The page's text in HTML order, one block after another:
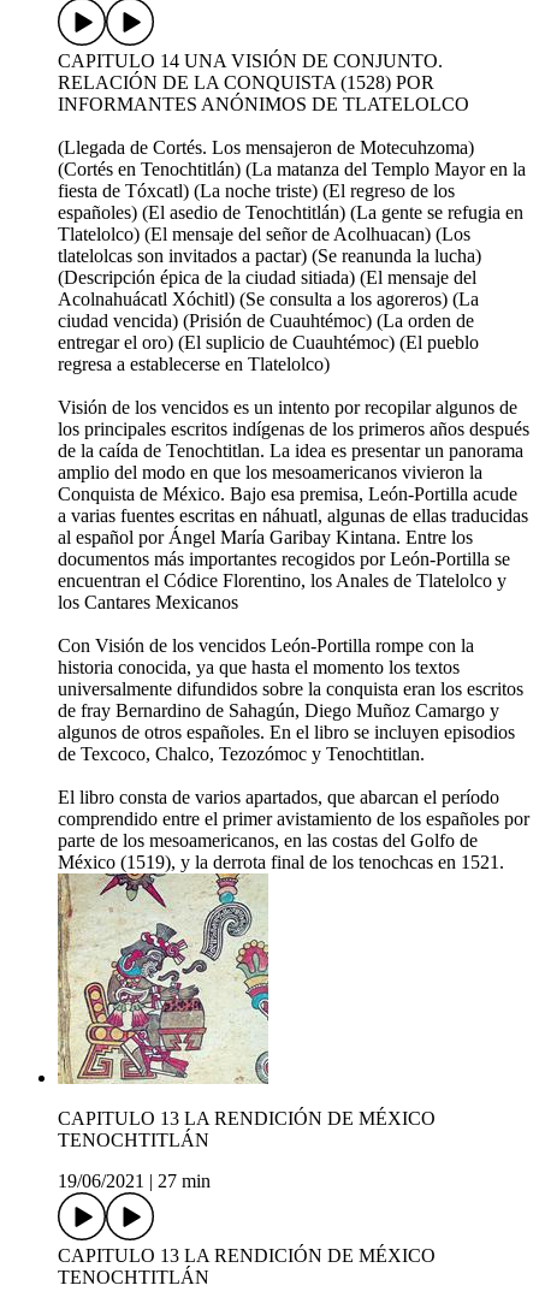
CAPITULO 14 UNA VISIÓN DE CONJUNTO.
RELACIÓN DE LA CONQUISTA (1528) POR
INFORMANTES ANÓNIMOS DE TLATELOLCO
(Llegada de Cortés. Los mensajeron de Motecuhzoma)
(Cortés en Tenochtitlán) (La matanza del Templo Mayor en la
fiesta de Tóxcatl) (La noche triste) (El regreso de los
españoles) (El asedio de Tenochtitlán) (La gente se refugia en
Tlatelolco) (El mensaje del señor de Acolhuacan) (Los
tlatelolcas son invitados a pactar) (Se reanunda la lucha)
(Descripción épica de la ciudad sitiada) (El mensaje del
Acolnahuácatl Xóchitl) (Se consulta a los agoreros) (La
ciudad vencida) (Prisión de Cuauhtémoc) (La orden de
entregar el oro) (El suplicio de Cuauhtémoc) (El pueblo
regresa a establecerse en Tlatelolco)
Visión de los vencidos es un intento por recopilar algunos de
los principales escritos indígenas de los primeros años después
de la caída de Tenochtitlan. La idea es presentar un panorama
amplio del modo en que los mesoamericanos vivieron la
Conquista de México. Bajo esa premisa, León-Portilla acude
a varias fuentes escritas en náhuatl, algunas de ellas traducidas
al español por Ángel María Garibay Kintana. Entre los
documentos más importantes recogidos por León-Portilla se
encuentran el Códice Florentino, los Anales de Tlatelolco y
los Cantares Mexicanos
Con Visión de los vencidos León-Portilla rompe con la
historia conocida, ya que hasta el momento los textos
universalmente difundidos sobre la conquista eran los escritos
de fray Bernardino de Sahagún, Diego Muñoz Camargo y
algunos de otros españoles. En el libro se incluyen episodios
de Texcoco, Chalco, Tezozómoc y Tenochtitlan.
El libro consta de varios apartados, que abarcan el período
comprendido entre el primer avistamiento de los españoles por
parte de los mesoamericanos, en las costas del Golfo de
México (1519), y la derrota final de los tenochcas en 1521.
CAPITULO 13 LA RENDICIÓN DE MÉXICO
TENOCHTITLÁN
19/06/2021
27 min
CAPITULO 13 LA RENDICIÓN DE MÉXICO
TENOCHTITLÁN